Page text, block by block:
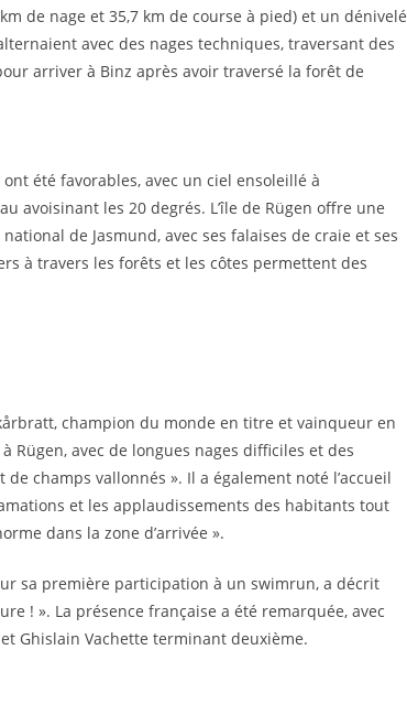
de nage et 35,7 km de course à pied) et un dénivelé
avec des nages techniques, traversant des
arriver à Binz après avoir traversé la forêt de
été favorables, avec un ciel ensoleillé à
avoisinant les 20 degrés. L’île de Rügen offre une
de Jasmund, avec ses falaises de craie et ses
à travers les forêts et les côtes permettent des
champion du monde en titre et vainqueur en
Rügen, avec de longues nages difficiles et des
champs vallonnés ». Il a également noté l’accueil
et les applaudissements des habitants tout
dans la zone d’arrivée ».
sa première participation à un swimrun, a décrit
! ». La présence française a été remarquée, avec
Ghislain Vachette terminant deuxième.